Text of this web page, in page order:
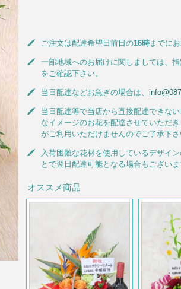
ご注文は配達希望日前日の16時までに
一部地域へのお届けに関しましては、
をご確認下さい。
当日配達などお急ぎの場合は、
当日配達等で当店から直接配達できな
なイメージのお花を配達させていただ
がご利用いただけませんのでご了承下さ
入荷困難な花材を使用しているデザイ
とで翌日配達可能となる場合もござい
オススメ商品